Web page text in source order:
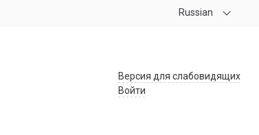
Russian
Версия для слабовидящих
Войти